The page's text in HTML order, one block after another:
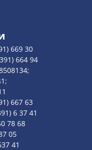
669 30
664 94
667 63
6 37 41
78 68
05
41